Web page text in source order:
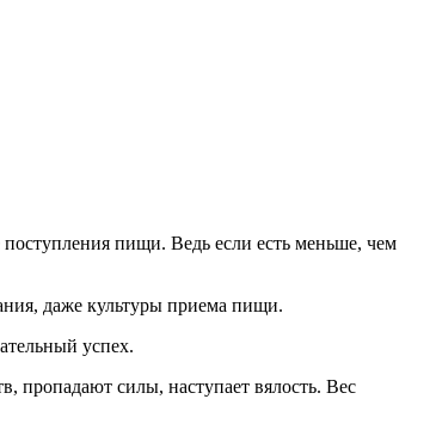
поступления пищи. Ведь если есть меньше, чем
даже культуры приема пищи.
успех.
пропадают силы, наступает вялость. Вес